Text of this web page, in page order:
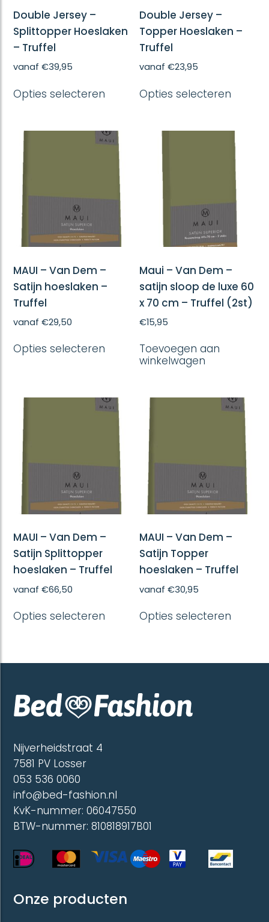
Double Jersey –
Splittopper Hoeslaken
– Truffel
vanaf€39,95
Opties selecteren product
variaties.
Deze
optie
kan
gekozen
worden
op
productpagina
Double Jersey –
Topper Hoeslaken –
Truffel
vanaf€23,95
Opties selecteren
Deze
op
de
MAUI – Van Dem –
Satijn hoeslaken –
Truffel
vanaf€29,50
Opties selecteren product
Deze
optie
kan
gekozen
worden
de
productpagina
Maui – Van Dem –
satijn sloop de luxe 60
x 70 cm – Truffel (2st)
€15,95
Toevoegen aan
winkelwagen
MAUI – Van Dem –
Satijn Splittopper
hoeslaken – Truffel
vanaf€66,50
Opties selecteren product
Deze
gekozen
worden
MAUI – Van Dem –
Satijn Topper
hoeslaken – Truffel
vanaf€30,95
Opties selecteren
Deze
Nijverheidstraat 4
7581 PV Losser
053 536 0060
info@bed-fashion.nl
KvK-nummer: 06047550
BTW-nummer: 810818917B01
Onze producten